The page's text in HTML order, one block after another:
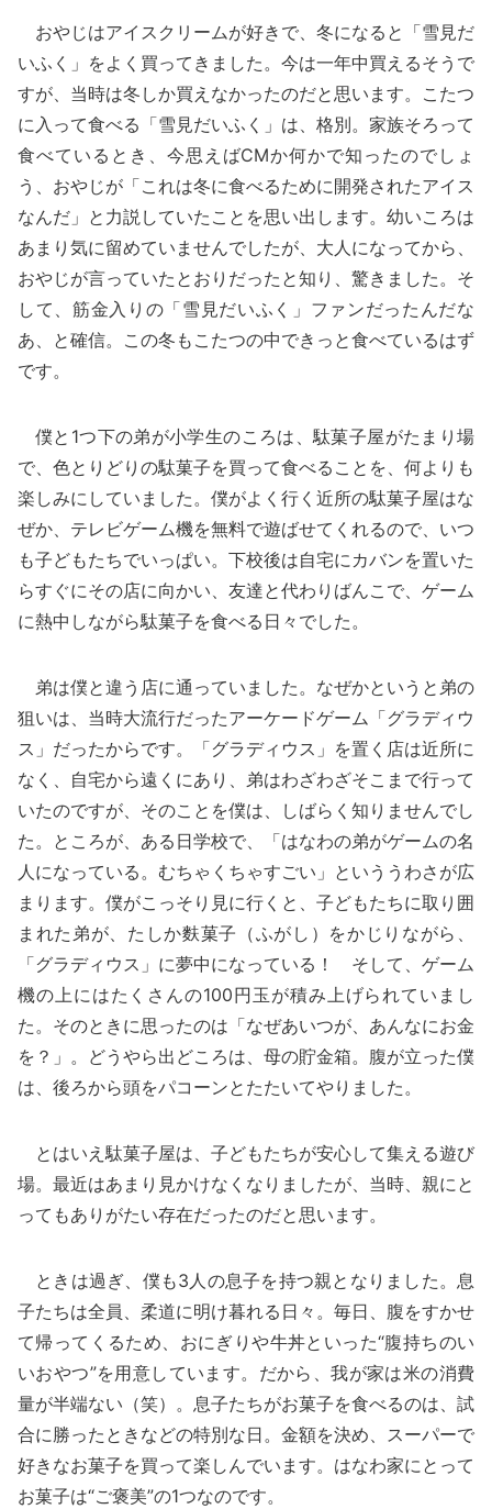
おやじはアイスクリームが好きで、冬になると「雪見だ
いふく」をよく買ってきました。今は一年中買えるそうで
すが、当時は冬しか買えなかったのだと思います。こたつ
に入って食べる「雪見だいふく」は、格別。家族そろって
食べているとき、今思えばCMか何かで知ったのでしょ
う、おやじが「これは冬に食べるために開発されたアイス
なんだ」と力説していたことを思い出します。幼いころは
あまり気に留めていませんでしたが、大人になってから、
おやじが言っていたとおりだったと知り、驚きました。そ
して、筋金入りの「雪見だいふく」ファンだったんだな
あ、と確信。この冬もこたつの中できっと食べているはず
です。
僕と1つ下の弟が小学生のころは、駄菓子屋がたまり場
で、色とりどりの駄菓子を買って食べることを、何よりも
楽しみにしていました。僕がよく行く近所の駄菓子屋はな
ぜか、テレビゲーム機を無料で遊ばせてくれるので、いつ
も子どもたちでいっぱい。下校後は自宅にカバンを置いた
らすぐにその店に向かい、友達と代わりばんこで、ゲーム
に熱中しながら駄菓子を食べる日々でした。
弟は僕と違う店に通っていました。なぜかというと弟の
狙いは、当時大流行だったアーケードゲーム「グラディウ
ス」だったからです。「グラディウス」を置く店は近所に
なく、自宅から遠くにあり、弟はわざわざそこまで行って
いたのですが、そのことを僕は、しばらく知りませんでし
た。ところが、ある日学校で、「はなわの弟がゲームの名
人になっている。むちゃくちゃすごい」といううわさが広
まります。僕がこっそり見に行くと、子どもたちに取り囲
まれた弟が、たしか麩菓子（ふがし）をかじりながら、
「グラディウス」に夢中になっている！ そして、ゲーム
機の上にはたくさんの100円玉が積み上げられていまし
た。そのときに思ったのは「なぜあいつが、あんなにお金
を？」。どうやら出どころは、母の貯金箱。腹が立った僕
は、後ろから頭をパコーンとたたいてやりました。
とはいえ駄菓子屋は、子どもたちが安心して集える遊び
場。最近はあまり見かけなくなりましたが、当時、親にと
ってもありがたい存在だったのだと思います。
ときは過ぎ、僕も3人の息子を持つ親となりました。息
子たちは全員、柔道に明け暮れる日々。毎日、腹をすかせ
て帰ってくるため、おにぎりや牛丼といった“腹持ちのい
いおやつ”を用意しています。だから、我が家は米の消費
量が半端ない（笑）。息子たちがお菓子を食べるのは、試
合に勝ったときなどの特別な日。金額を決め、スーパーで
好きなお菓子を買って楽しんでいます。はなわ家にとって
お菓子は“ご褒美”の1つなのです。